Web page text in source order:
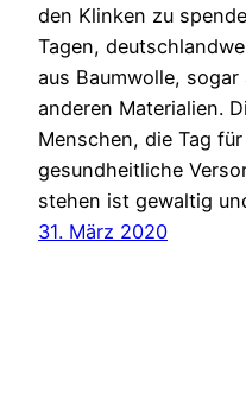
den Klinken zu
Tagen,
aus Baumwolle,
anderen Materialien.
Menschen, die Tag
gesundheitliche
stehen ist gewaltig
31. März 2020